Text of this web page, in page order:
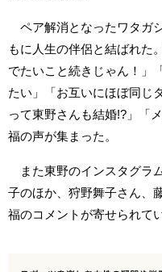
ペア解消となったワタガ
もに人生の伴侶と結ばれた
でたいこと続きじゃん！」
たい」「お互いにほぼ同じ
って東野さんも結婚!?」「
福の声が集まった。
また東野のインスタグラ
子のほか、狩野舞子さん、
福のコメントが寄せられて